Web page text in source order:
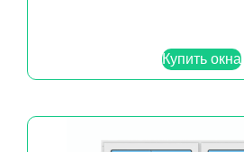
Купить окна